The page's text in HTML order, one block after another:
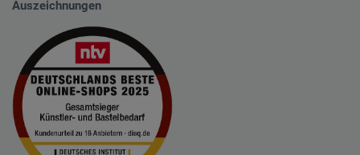
Auszeichnungen